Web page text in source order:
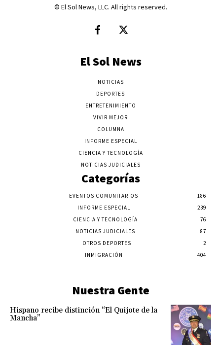
© El Sol News, LLC. All rights reserved.
El Sol News
NOTICIAS
DEPORTES
ENTRETENIMIENTO
VIVIR MEJOR
COLUMNA
INFORME ESPECIAL
CIENCIA Y TECNOLOGÍA
NOTICIAS JUDICIALES
Categorías
EVENTOS COMUNITARIOS
186
INFORME ESPECIAL
239
CIENCIA Y TECNOLOGÍA
76
NOTICIAS JUDICIALES
87
OTROS DEPORTES
2
INMIGRACIÓN
404
Nuestra Gente
Hispano recibe distinción “El Quijote de la
Mancha”